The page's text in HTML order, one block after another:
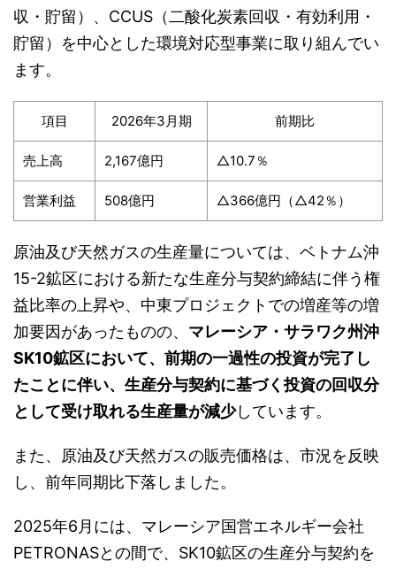
収・貯留）、CCUS（二酸化炭素回収・有効利用・
貯留）を中心とした環境対応型事業に取り組んでい
ます。
項目 2026年3月期 前期比
売上高 2,167億円 △10.7％
営業利益 508億円 △366億円（△42％）
原油及び天然ガスの生産量については、ベトナム沖
15-2鉱区における新たな生産分与契約締結に伴う権
益比率の上昇や、中東プロジェクトでの増産等の増
加要因があったものの、 マレーシア・サラワク州沖
SK10鉱区において、前期の一過性の投資が完了し
たことに伴い、生産分与契約に基づく投資の回収分
として受け取れる生産量が減少しています。
また、原油及び天然ガスの販売価格は、市況を反映
し、前年同期比下落しました。
2025年6月には、マレーシア国営エネルギー会社
PETRONASとの間で、SK10鉱区の生産分与契約を